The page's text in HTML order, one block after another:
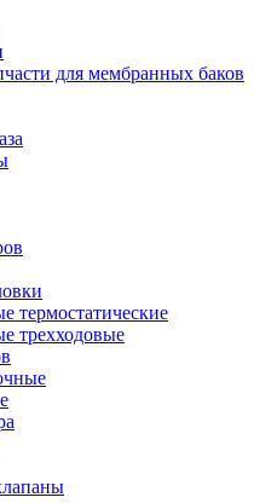
для мембранных баков
термостатические
трехходовые